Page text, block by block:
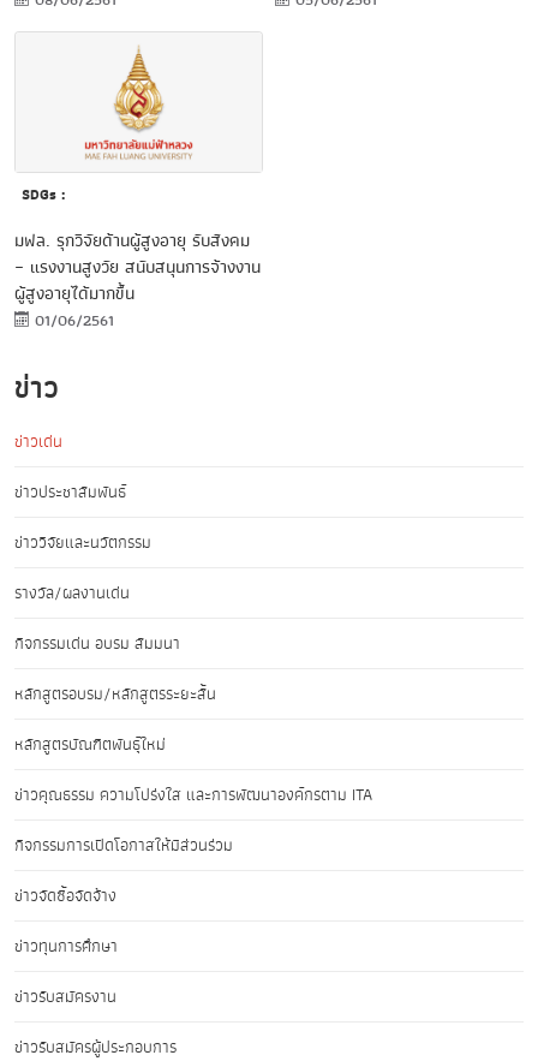
SDGs :
มฟล. รุกวิจัยด้านผู้สูงอายุ รับสังคม
– แรงงานสูงวัย สนับสนุนการจ้างงาน
ผู้สูงอายุได้มากขึ้น
01/06/2561
ข่าว
ข่าวเด่น
ข่าวประชาสัมพันธ์
ข่าววิจัยและนวัตกรรม
รางวัล/ผลงานเด่น
กิจกรรมเด่น อบรม สัมมนา
หลักสูตรอบรม/หลักสูตรระยะสั้น
หลักสูตรบัณฑิตพันธุ์ใหม่
ข่าวคุณธรรม ความโปร่งใส และการพัฒนาองค์กรตาม ITA
กิจกรรมการเปิดโอกาสให้มีส่วนร่วม
ข่าวจัดซื้อจัดจ้าง
ข่าวทุนการศึกษา
ข่าวรับสมัครงาน
ข่าวรับสมัครผู้ประกอบการ